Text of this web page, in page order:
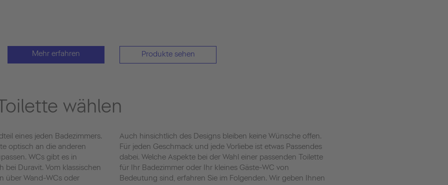
Mehr erfahren Produkte sehen
wählen
eines jeden Badezimmers.
optisch an die anderen
WCs gibt es in
Duravit. Vom klassischen
über Wand-WCs oder
Auch hinsichtlich des Designs bleiben keine Wünsche offen.
Für jeden Geschmack und jede Vorliebe ist etwas Passendes
dabei. Welche Aspekte bei der Wahl einer passenden Toilette
für Ihr Badezimmer oder Ihr kleines Gäste-WC von
Bedeutung sind, erfahren Sie im Folgenden. Wir geben Ihnen